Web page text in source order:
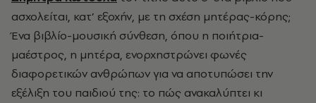
ασχολείται, κατ’ εξοχήν, με τη σχέση μητέρας-κόρης;
Ένα βιβλίο-μουσική σύνθεση, όπου η ποιήτρια-
μαέστρος, η μητέρα, ενορχηστρώνει φωνές
διαφορετικών ανθρώπων για να αποτυπώσει την
εξέλιξη του παιδιού της: το πώς ανακαλύπτει κι